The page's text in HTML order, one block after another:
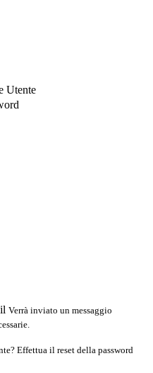
Utente
Verrà inviato un messaggio
Effettua il reset della password